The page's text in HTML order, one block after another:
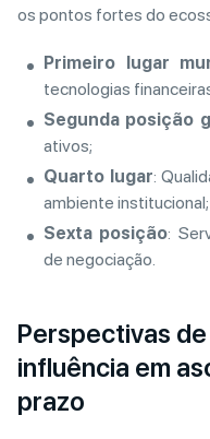
os pontos fortes do
Primeiro lugar
tecnologias
Segunda posição
ativos;
Quarto lugar:
ambiente institucional;
Sexta posição:
de negociação.
Perspectivas
influência em
prazo